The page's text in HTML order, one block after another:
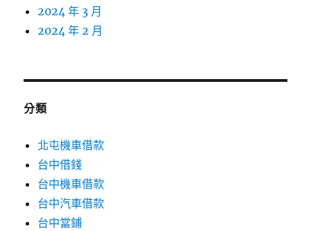
2024 年 3 月
2024 年 2 月
分類
北屯機車借款
台中借錢
台中機車借款
台中汽車借款
台中當鋪